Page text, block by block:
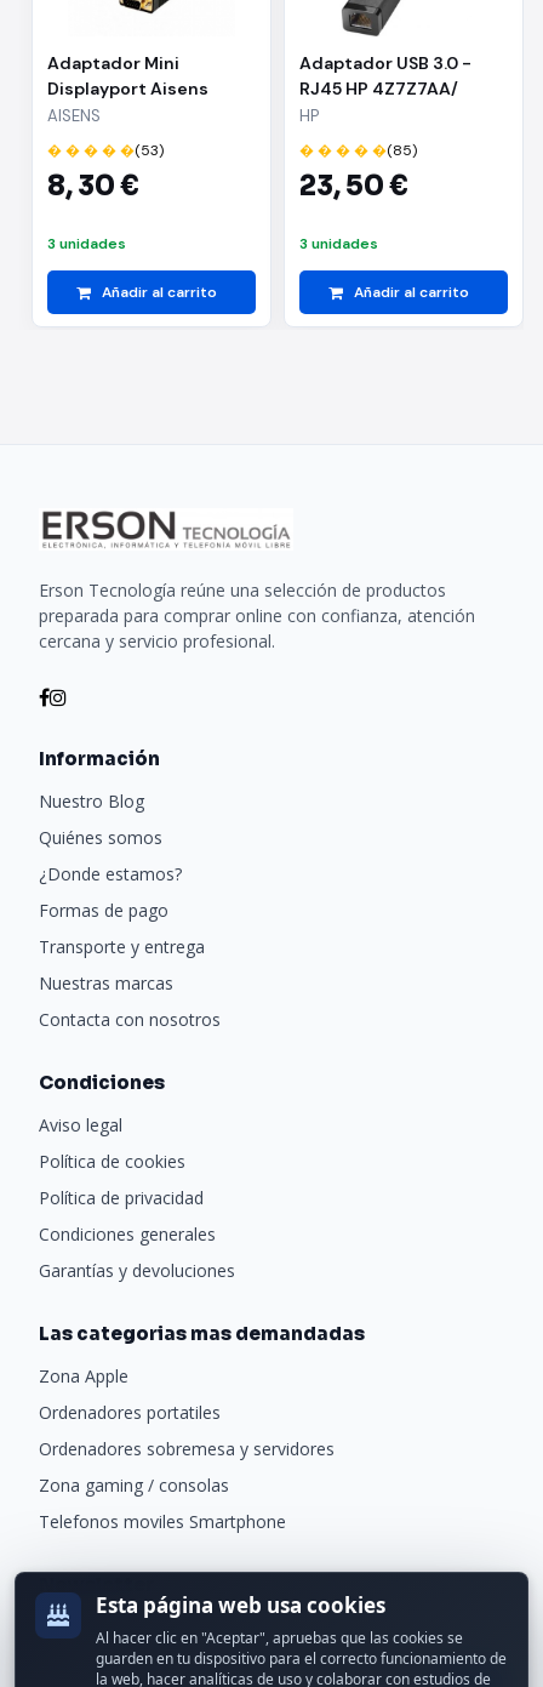
Adaptador Mini
Displayport Aisens
A125-0362/ Mini DP
Macho - VGA Macho/
2m/ Negro
AISENS
� � � � �(53)
8,30 €
3 unidades
Añadir al carrito
Adaptador USB 3.0 -
RJ45 HP 4Z7Z7AA/
1000Mbps
HP
� � � � �(85)
23,50 €
3 unidades
Añadir al carrito
Erson Tecnología reúne una selección de productos
preparada para comprar online con confianza, atención
cercana y servicio profesional.
Información
Nuestro Blog
Quiénes somos
¿Donde estamos?
Formas de pago
Transporte y entrega
Nuestras marcas
Contacta con nosotros
Condiciones
Aviso legal
Política de cookies
Política de privacidad
Condiciones generales
Garantías y devoluciones
Las categorias mas demandadas
Zona Apple
Ordenadores portatiles
Ordenadores sobremesa y servidores
Zona gaming / consolas
Telefonos moviles Smartphone
Recibe ofertas exclusivas y novedades.
Esta página web usa cookies
Al hacer clic en "Aceptar", apruebas que las cookies se
guarden en tu dispositivo para el correcto funcionamiento de
la web, hacer analíticas de uso y colaborar con estudios de